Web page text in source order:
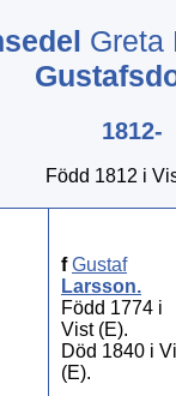
Greta
1812-
Född 1812 i
fGustaf
Larsson.
Född 1774 i
Vist (E).
Död 1840 i
(E).